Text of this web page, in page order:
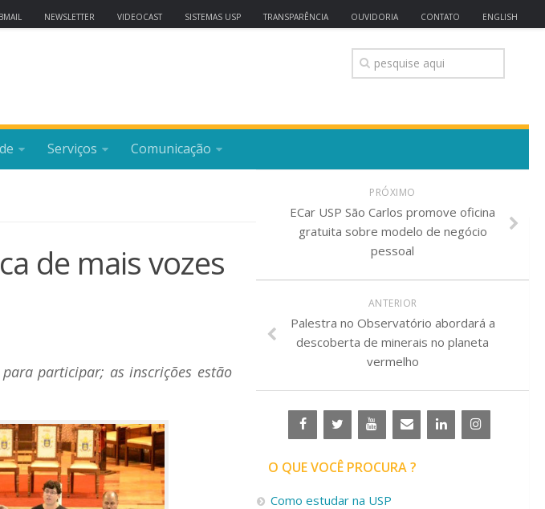
NEWSLETTER VIDEOCAST SISTEMAS USP TRANSPARÊNCIA OUVIDORIA CONTATO ENGLISH
Serviços Comunicação
de mais vozes
participar; as inscrições estão
PRÓXIMO
ECar USP São Carlos promove oficina
gratuita sobre modelo de negócio
pessoal
ANTERIOR
Palestra no Observatório abordará a
descoberta de minerais no planeta
vermelho
O QUE VOCÊ PROCURA ?
Como estudar na USP